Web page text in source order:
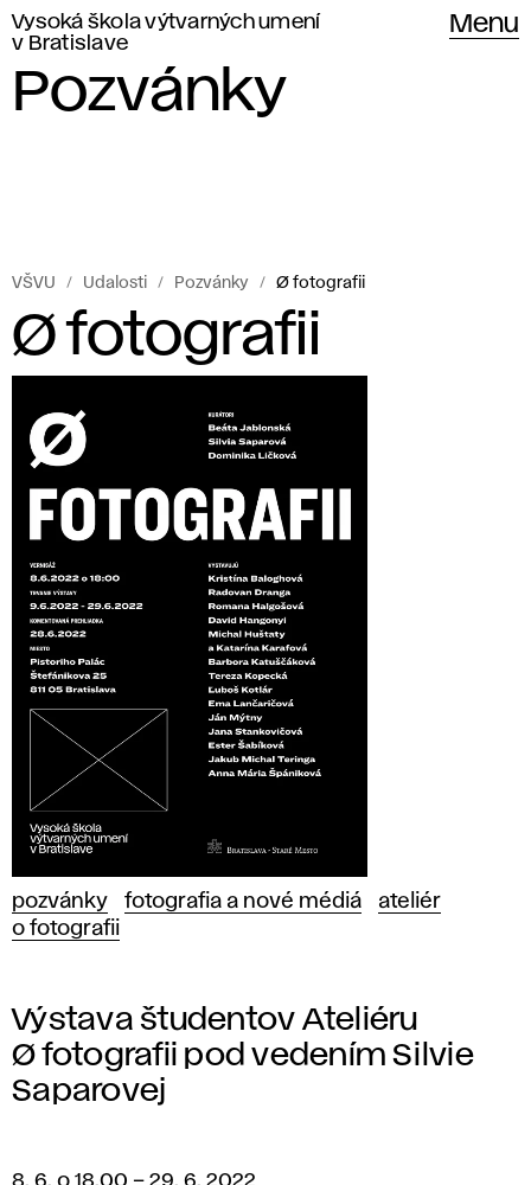
Vysoká škola výtvarných umení
v Bratislave
Menu
Pozvánky
VŠVU Udalosti Pozvánky Ø fotografii
Ø fotografii
pozvánky fotografia a nové médiá
ateliér
o fotografii
Výstava študentov Ateliéru
Ø fotografii pod vedením Silvie
Saparovej